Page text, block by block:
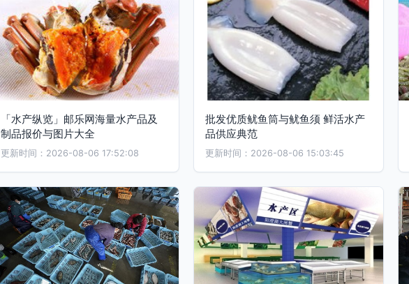
「水产纵览」邮乐网海量水产品及
制品报价与图片大全
更新时间：2026-08-06 17:52:08
批发优质鱿鱼筒与鱿鱼须 鲜活水产
品供应典范
更新时间：2026-08-06 15:03:45